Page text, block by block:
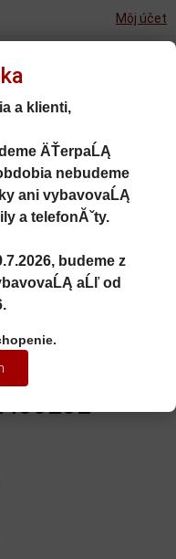
Môj účet
0kusov
(0)
ACTROS
SILVER
a klienti,
ÄŤerpaĹĄ
nebudeme
ani vybavovaĹĄ
a telefonĂˇty.
, budeme z
aĹľ od
.